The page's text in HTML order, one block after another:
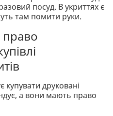
посуд. В укриттях є
там помити руки.
купувати друковані
а вони мають право